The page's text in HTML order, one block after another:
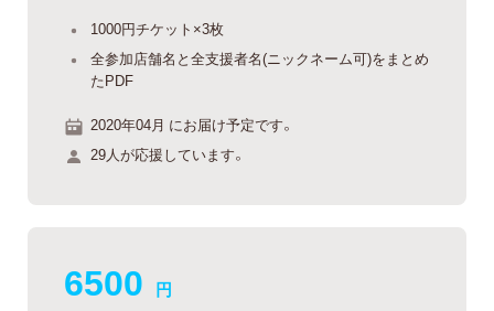
1000円チケット×3枚
全参加店舗名と全支援者名(ニックネーム可)をまとめ
たPDF
2020年04月 にお届け予定です。
29人が応援しています。
6500 円